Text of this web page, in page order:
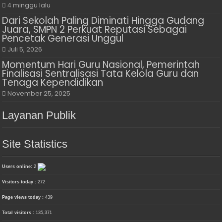
4 minggu lalu
Dari Sekolah Paling Diminati Hingga Gudang
Juara, SMPN 2 Perkuat Reputasi Sebagai
Pencetak Generasi Unggul
Juli 5, 2026
Momentum Hari Guru Nasional, Pemerintah
Finalisasi Sentralisasi Tata Kelola Guru dan
Tenaga Kependidikan
November 25, 2025
Layanan Publik
Site Statistics
Users online:2
Visitors today :272
Page views today :439
Total visitors :135,371